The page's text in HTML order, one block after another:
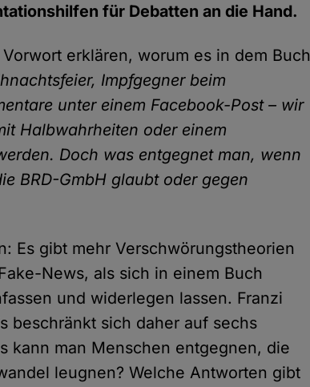
für Debatten an die Hand.
erklären, worum es in dem Buch
Impfgegner beim
unter einem Facebook-Post – wir
Halbwahrheiten oder einem
Doch was entgegnet man, wenn
BRD-GmbH glaubt oder gegen
Es gibt mehr Verschwörungstheorien
News, als sich in einem Buch
und widerlegen lassen. Franzi
beschränkt sich daher auf sechs
kann man Menschen entgegnen, die
leugnen? Welche Antworten gibt